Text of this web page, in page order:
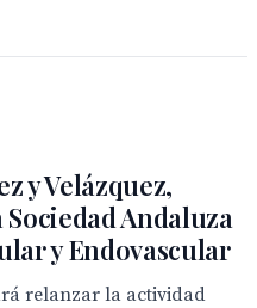
y Velázquez,
Andaluza
y Endovascular
relanzar la actividad